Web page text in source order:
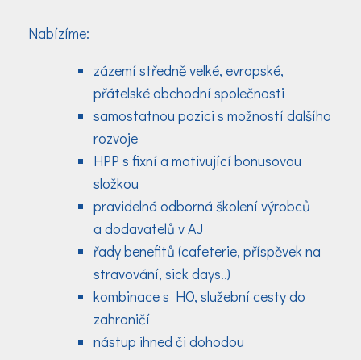
Nabízíme:
zázemí středně velké, evropské,
přátelské obchodní společnosti
samostatnou pozici s možností dalšího
rozvoje
HPP s fixní a motivující bonusovou
složkou
pravidelná odborná školení výrobců
a dodavatelů v AJ
řady benefitů (cafeterie, příspěvek na
stravování, sick days..)
kombinace s HO, služební cesty do
zahraničí
nástup ihned či dohodou